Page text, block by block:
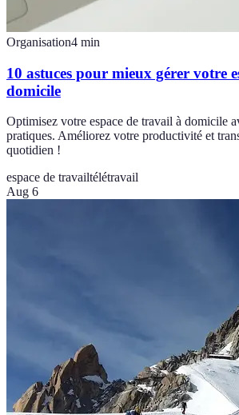
Organisation4 min
10 astuces pour mieux gérer votre
domicile
Optimisez votre espace de travail à domicile
pratiques. Améliorez votre productivité et
quotidien !
espace de travailtélétravail
Aug 6